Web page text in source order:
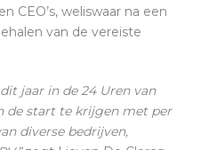
CEO’s, weliswaar na een
van de vereiste
jaar in de 24 Uren van
de start te krijgen met per
diverse bedrijven,